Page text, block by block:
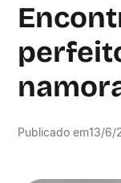
Publicado em13/6/